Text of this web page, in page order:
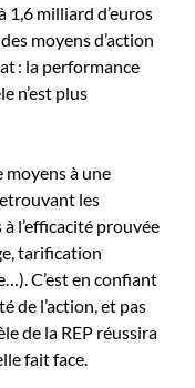
1,6 milliard d’euros
moyens d’action
: la performance
n’est plus
moyens à une
les
à l’efficacité prouvée
tarification
C’est en confiant
de l’action, et pas
de la REP réussira
fait face.